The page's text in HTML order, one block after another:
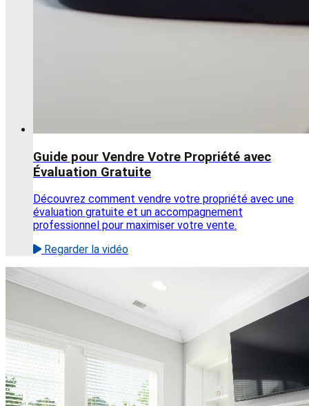
Guide pour Vendre Votre Propriété avec
Évaluation Gratuite
Découvrez comment vendre votre propriété avec une
évaluation gratuite et un accompagnement
professionnel pour maximiser votre vente.
Regarder la vidéo